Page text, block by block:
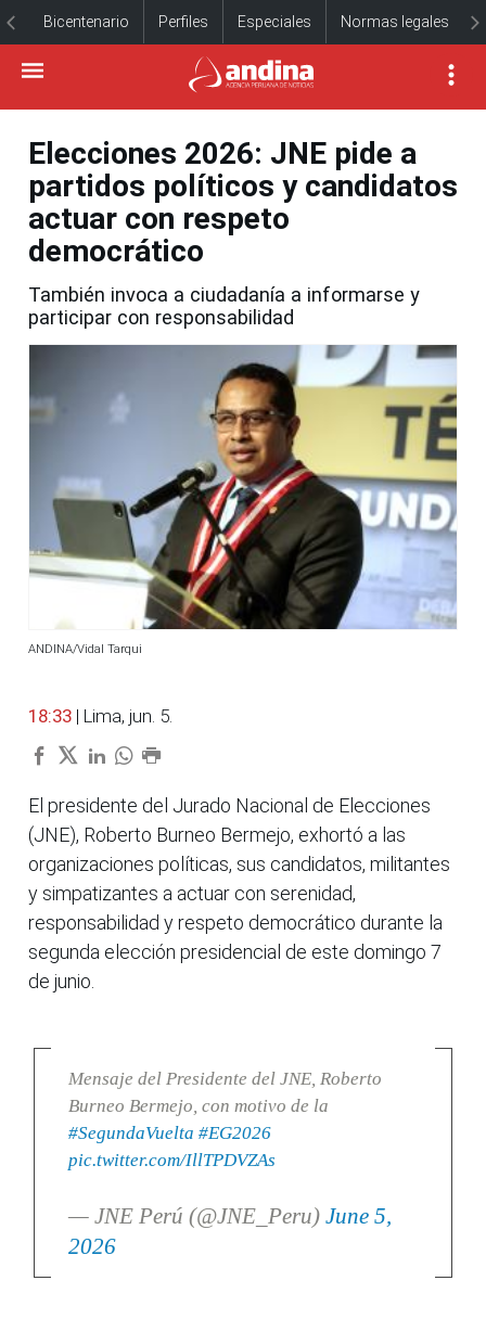
Bicentenario Perfiles Especiales Normas legales
Elecciones 2026: JNE pide a
partidos políticos y candidatos
actuar con respeto
democrático
También invoca a ciudadanía a informarse y
participar con responsabilidad
ANDINA/Vidal Tarqui
18:33 | Lima, jun. 5.
El presidente del Jurado Nacional de Elecciones
(JNE), Roberto Burneo Bermejo, exhortó a las
organizaciones políticas, sus candidatos, militantes
y simpatizantes a actuar con serenidad,
responsabilidad y respeto democrático durante la
segunda elección presidencial de este domingo 7
de junio.
Mensaje del Presidente del JNE, Roberto
Burneo Bermejo, con motivo de la
#SegundaVuelta #EG2026
pic.twitter.com/IllTPDVZAs
— JNE Perú (@JNE_Peru) June 5,
2026